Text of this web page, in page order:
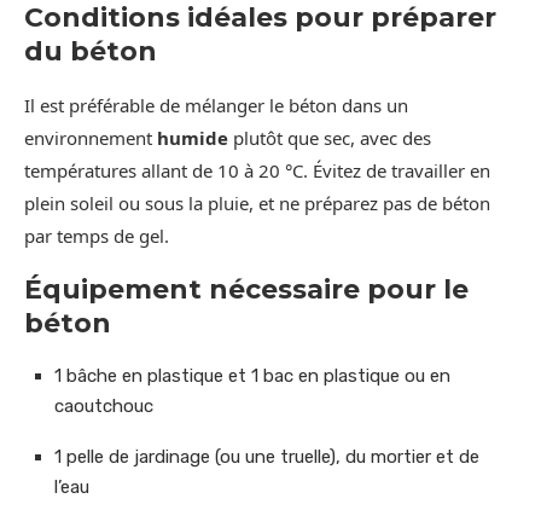
Conditions idéales pour préparer
du béton
Il est préférable de mélanger le béton dans un
environnement humide plutôt que sec, avec des
températures allant de 10 à 20 °C. Évitez de travailler en
plein soleil ou sous la pluie, et ne préparez pas de béton
par temps de gel.
Équipement nécessaire pour le
béton
1 bâche en plastique et 1 bac en plastique ou en
caoutchouc
1 pelle de jardinage (ou une truelle), du mortier et de
l’eau